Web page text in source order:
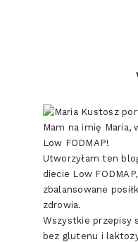
Mam na imię Maria,
Low FODMAP!
Utworzyłam ten
diecie Low
zbalansowane
zdrowia.
Wszystkie przepisy
bez glutenu i